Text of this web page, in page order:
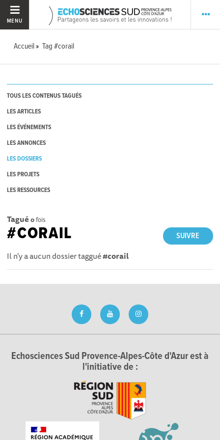
MENU
Accueil Tag #corail
TOUS LES CONTENUS TAGUÉS
LES ARTICLES
LES ÉVÉNEMENTS
LES ANNONCES
LES DOSSIERS
LES PROJETS
LES RESSOURCES
Tagué 0fois
SUIVRE
#CORAIL
Il n'y a aucun dossier taggué#corail
Echosciences Sud Provence-Alpes-Côte d'Azur est à
l'initiative de :